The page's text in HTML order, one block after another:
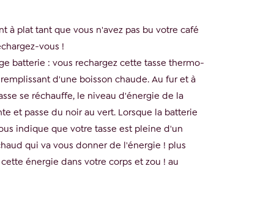
à plat tant que vous n'avez pas bu votre café
vous !
batterie : vous rechargez cette tasse thermo-
d'une boisson chaude. Au fur et à
se réchauffe, le niveau d'énergie de la
et passe du noir au vert. Lorsque la batterie
indique que votre tasse est pleine d'un
qui va vous donner de l'énergie ! plus
énergie dans votre corps et zou ! au